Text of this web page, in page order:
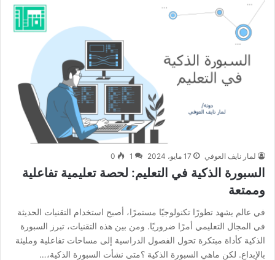
لمار نايف العوفي 17 مايو، 2024 1
0
السبورة الذكية في التعليم: لحصة تعليمية تفاعلية
وممتعة
في عالم يشهد تطورًا تكنولوجيًا مستمرًا، أصبح استخدام التقنيات الحديثة
في المجال التعليمي أمرًا ضروريًا. ومن بين هذه التقنيات، تبرز السبورة
الذكية كأداة مبتكرة تحول الفصول الدراسية إلى مساحات تفاعلية ومليئة
بالإبداع. لكن ماهي السبورة الذكية ؟متى نشأت السبورة الذكية،…